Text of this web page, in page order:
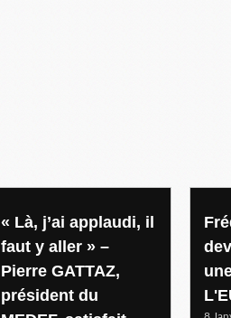
« Là, j’ai applaudi, il
faut y aller » –
Pierre GATTAZ,
président du